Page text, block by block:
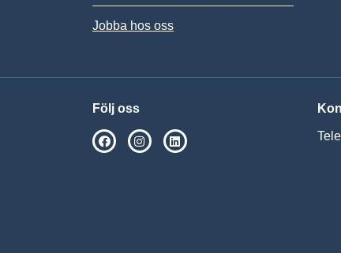
Jobba hos oss
Följ oss
SPSM på Facebook
SPSM på Instagram